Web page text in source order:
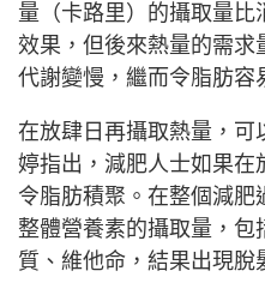
量（卡路里）的攝取量比
效果，但後來熱量的需求
代謝變慢，繼而令脂肪容
在放肆日再攝取熱量，可
婷指出，減肥人士如果在
令脂肪積聚。在整個減肥
整體營養素的攝取量，包
質、維他命，結果出現脫